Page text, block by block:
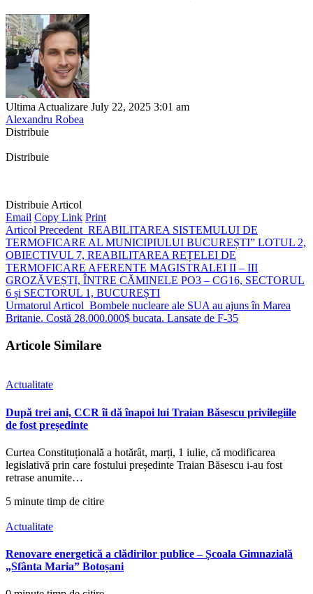
Ultima Actualizare July 22, 2025 3:01 am
Alexandru Robea
Distribuie
Distribuie
Distribuie Articol
Email Copy Link Print
Articol Precedent REABILITAREA SISTEMULUI DE
TERMOFICARE AL MUNICIPIULUI BUCUREȘTI” LOTUL 2,
OBIECTIVUL 7, REABILITAREA REȚELEI DE
TERMOFICARE AFERENTE MAGISTRALEI II – III
GROZĂVEȘTI, ÎNTRE CĂMINELE PO3 – CG16, SECTORUL
6 și SECTORUL 1, BUCUREȘTI
Urmatorul Articol Bombele nucleare ale SUA au ajuns în Marea
Britanie. Costă 28.000.000$ bucata. Lansate de F-35
Articole Similare
Actualitate
După trei ani, CCR îi dă înapoi lui Traian Băsescu privilegiile
de fost președinte
Curtea Constituțională a hotărât, marți, 1 iulie, că modificarea
legislativă prin care fostului președinte Traian Băsescu i-au fost
retrase anumite…
5 minute timp de citire
Actualitate
Renovare energetică a clădirilor publice – Școala Gimnazială
„Sfânta Maria” Botoșani